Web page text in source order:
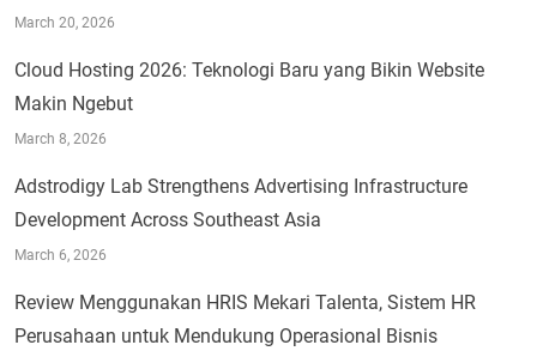
March 20, 2026
Cloud Hosting 2026: Teknologi Baru yang Bikin Website
Makin Ngebut
March 8, 2026
Adstrodigy Lab Strengthens Advertising Infrastructure
Development Across Southeast Asia
March 6, 2026
Review Menggunakan HRIS Mekari Talenta, Sistem HR
Perusahaan untuk Mendukung Operasional Bisnis